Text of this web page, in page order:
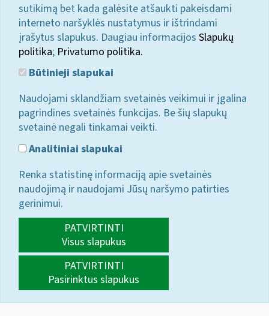
sutikimą bet kada galėsite atšaukti pakeisdami
interneto naršyklės nustatymus ir ištrindami
įrašytus slapukus. Daugiau informacijos Slapukų
politika; Privatumo politika.
Būtinieji slapukai
Naudojami sklandžiam svetainės veikimui ir įgalina
pagrindines svetainės funkcijas. Be šių slapukų
svetainė negali tinkamai veikti.
Analitiniai slapukai
Renka statistinę informaciją apie svetainės
naudojimą ir naudojami Jūsų naršymo patirties
gerinimui.
PATVIRTINTI
Visus slapukus
PATVIRTINTI
Pasirinktus slapukus